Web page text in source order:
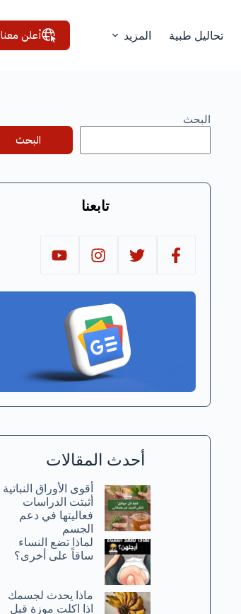
تحاليل طبية المزيد أعلن معنا
البحث
البحث
تابعنا
أحدث المقالات
أقوى الأوراق النباتية
أثبتت الدراسات
فعاليتها في دعم
الجسم
لماذا تضع النساء
ساقاً على أخرى؟
ماذا يحدث لجسمك
اذا اكلت موزة قبل